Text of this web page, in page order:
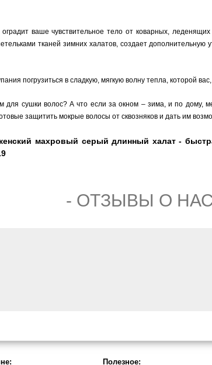
ваше чувствительное тело от коварных,
тканей зимних халатов, создает
погрузиться в сладкую, мягкую волну тепла, которой
сушки волос? А что если за окном – зима, и по дому,
защитить мокрые волосы от сквозняков и дать им
махровый серый длинный халат -
- ОТЗЫВЫ О
Полезное: